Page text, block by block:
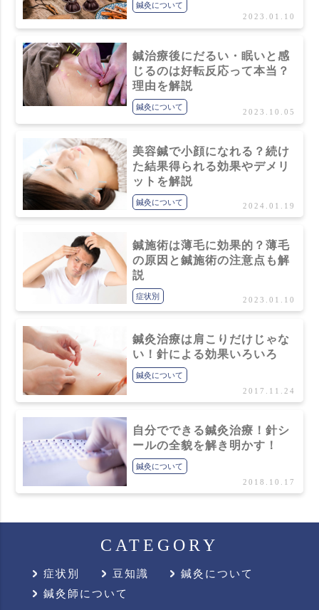
鍼灸について
2023.01.10
鍼治療後にだるい・眠いと感
じるのは好転反応って本当？
理由を解説
鍼灸について
2023.10.05
美容鍼で小顔になれる？続け
た結果得られる効果やデメリ
ットを解説
鍼灸について 2024.01.19
鍼施術は薄毛に効果的？薄毛
の原因と鍼施術の注意点も解
説
症状別 2023.01.10
鍼灸治療は肩こりだけじゃな
い！針による効果いろいろ
鍼灸について
2017.11.24
自分でできる鍼灸治療！針シ
ールの全貌を解き明かす！
鍼灸について
2018.10.17
CATEGORY
症状別 豆知識
鍼灸について
鍼灸師について